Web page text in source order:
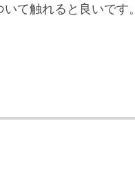
て触れると良いです。